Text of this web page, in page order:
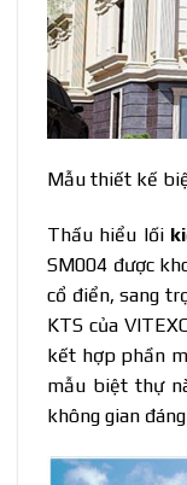
Mẫu thiết kế
Thấu hiểu lối
SM004 được
cổ điển, sang
KTS của
kết hợp phần
mẫu biệt thự
không gian